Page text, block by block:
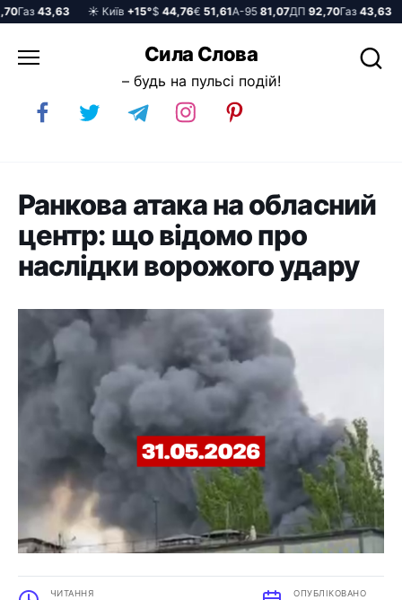
Газ43,63 ☀️ Київ+15°$44,76€51,61А-9581,07ДП92,70Газ43,63
до
Сила Слова
– будь на пульсі подій!
Ранкова атака на обласний
центр: що відомо про
наслідки ворожого удару
ЧИТАННЯ ОПУБЛІКОВАНО